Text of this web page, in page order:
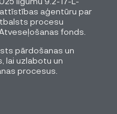
aģentūru par
procesu
fonds.
pārdošanas un
lai uzlabotu un
procesus.